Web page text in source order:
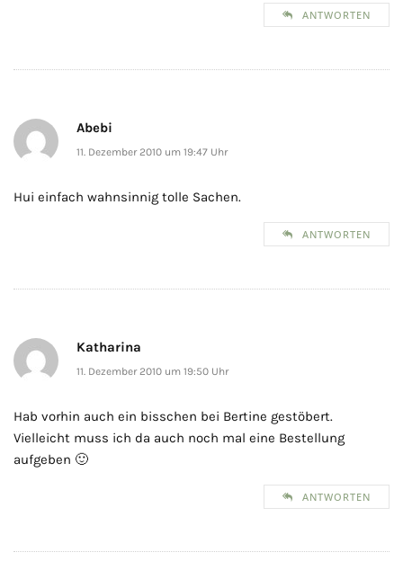
ANTWORTEN
Abebi
11. Dezember 2010 um 19:47 Uhr
Hui einfach wahnsinnig tolle Sachen.
ANTWORTEN
Katharina
11. Dezember 2010 um 19:50 Uhr
Hab vorhin auch ein bisschen bei Bertine gestöbert.
Vielleicht muss ich da auch noch mal eine Bestellung
aufgeben 🙂
ANTWORTEN